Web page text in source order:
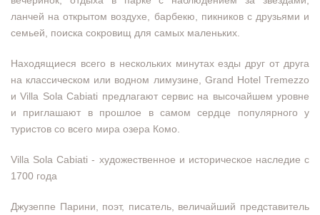
ланчей на открытом воздухе, барбекю, пикников с друзьями и
семьей, поиска сокровищ для самых маленьких.
Находящиеся всего в нескольких минутах езды друг от друга
на классическом или водном лимузине, Grand Hotel Tremezzo
и Villa Sola Cabiati предлагают сервис на высочайшем уровне
и приглашают в прошлое в самом сердце популярного у
туристов со всего мира озера Комо.
Villa Sola Cabiati - художественное и историческое наследие c
1700 года
Джузеппе Парини, поэт, писатель, величайший представитель